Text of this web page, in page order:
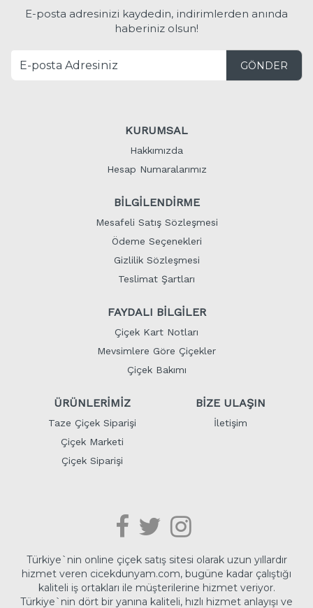
E-posta adresinizi kaydedin, indirimlerden anında
haberiniz olsun!
GÖNDER
KURUMSAL
Hakkımızda
Hesap Numaralarımız
BİLGİLENDİRME
Mesafeli Satış Sözleşmesi
Ödeme Seçenekleri
Gizlilik Sözleşmesi
Teslimat Şartları
FAYDALI BİLGİLER
Çiçek Kart Notları
Mevsimlere Göre Çiçekler
Çiçek Bakımı
ÜRÜNLERİMİZ
Taze Çiçek Siparişi
Çiçek Marketi
Çiçek Siparişi
BİZE ULAŞIN
İletişim
Türkiye`nin online çiçek satış sitesi olarak uzun yıllardır
hizmet veren cicekdunyam.com, bugüne kadar çalıştığı
kaliteli iş ortakları ile müşterilerine hizmet veriyor.
Türkiye`nin dört bir yanına kaliteli, hızlı hizmet anlayışı ve